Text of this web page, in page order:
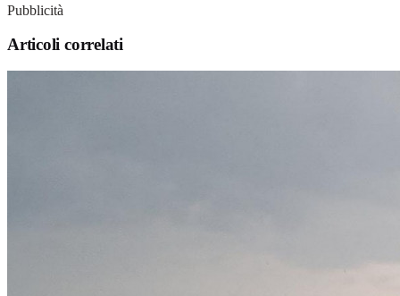
Pubblicità
Articoli correlati